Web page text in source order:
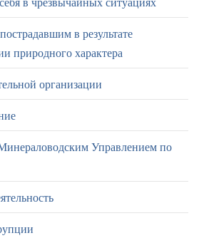
в результате
природного характера
организации
Управлением по